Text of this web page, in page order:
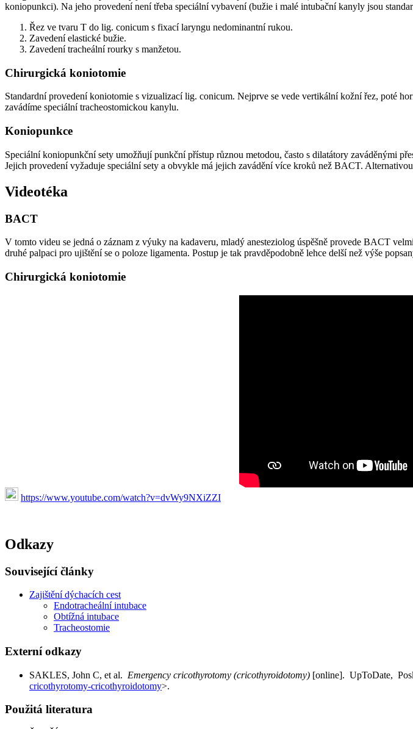
koniopunkci). Na jeho provedení není třeba speciální vybavení (bužie i malé intubační kanyly jsou
Řez ve tvaru T do lig. conicum s fixací laryngu nedominantní rukou.
Zavedení elastické bužie.
Zavedení tracheální rourky s manžetou.
Chirurgická koniotomie
Standardní provedení koniotomie s vizualizací lig. conicum. Nejprve se vede vertikální kožní řez, poté
zavádíme speciální tracheostomickou kanylu.
Koniopunkce
Speciální koniopunkční sety umožňují punkční přístup různou metodou, často s dilatátory zaváděnými
Jejich provedení vyžaduje speciální sety a obvykle má jejich zavádění více kroků než BACT.
Videotéka
BACT
V tomto videu se jedná o záznam z výuky na kadaveru, mladý anesteziolog úspěšně provede BACT
druhé palpaci pro ujištění se o poloze ligamenta. Postup je tak pravděpodobně lehce delší než výše
Chirurgická koniotomie
https://www.youtube.com/watch?v=dvWy9NXiZZI
Odkazy
Související články
Zajištění dýchacích cest
Endotracheální intubace
Obtížná intubace
Tracheostomie
Externí odkazy
SAKLES, John C, et al. Emergency cricothyrotomy (cricothyroidotomy) [online]. UpToDate,
cricothyrotomy-cricothyroidotomy>.
Použitá literatura